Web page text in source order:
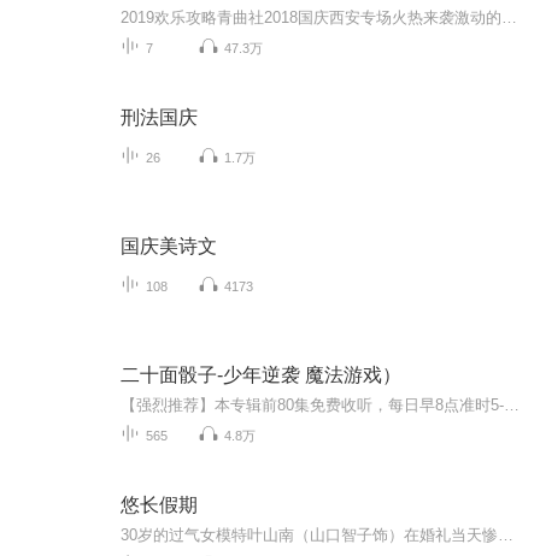
7 47.3万
刑法国庆
26 1.7万
国庆美诗文
108 4173
二十面骰子-少年逆袭 魔法游戏）
565 4.8万
悠长假期